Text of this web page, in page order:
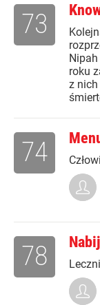
Nipah
roku
z nich
73
74
78